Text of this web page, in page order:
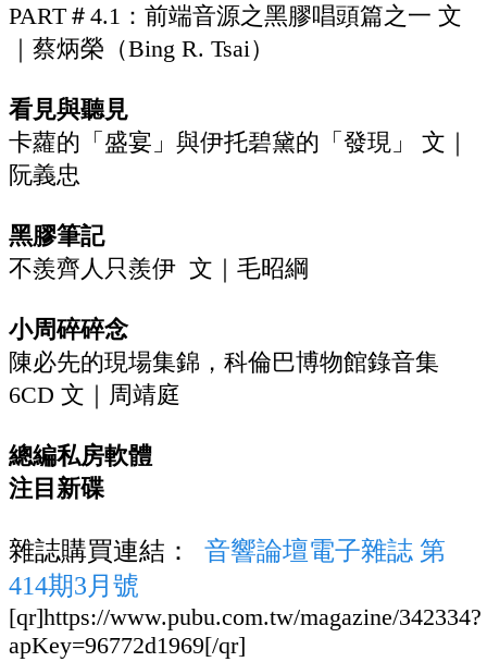
PART＃4.1：前端音源之黑膠唱頭篇之一 文
｜蔡炳榮（Bing R‭. ‬Tsai）
看見與聽見
‬卡蘿的「盛宴」與伊托碧黛的「發現」‭ ‬文｜
阮義忠
黑膠筆記
‬不羨齊人只羨伊‭ ‬‭ ‬文｜毛昭綱
小周碎碎念
陳必先的現場集錦，科倫巴博物館錄音集‭
‬6CD‭ ‬文｜周靖庭
‬總編私房軟體
‬注目新碟
雜誌購買連結：
音響論壇電子雜誌 第
414期3月號
[qr]https://www.pubu.com.tw/magazine/342334?
apKey=96772d1969[/qr]